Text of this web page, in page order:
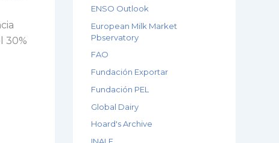
30%
ENSO Outlook
European Milk Market
Pbservatory
FAO
Fundación Exportar
Fundación PEL
Global Dairy
Hoard's Archive